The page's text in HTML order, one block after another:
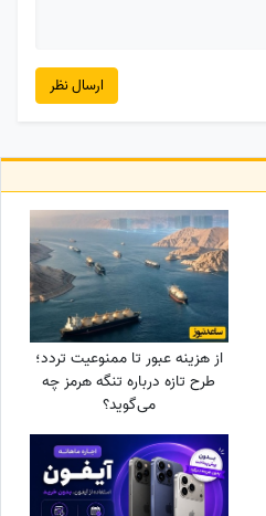
ارسال نظر
از هزینه عبور تا ممنوعیت تردد؛
طرح تازه درباره تنگه هرمز چه
می‌گوید؟